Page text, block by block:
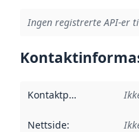
Ingen registrerte API-er
Kontaktpunkt
Nettside: